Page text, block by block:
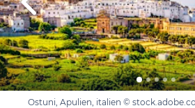
Ostuni, Apulien, italien ©